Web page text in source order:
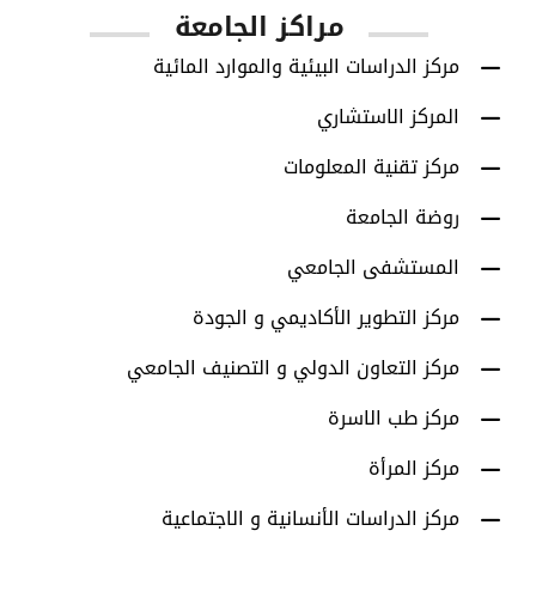
مراكز الجامعة
مركز الدراسات البيئية والموارد المائية
المركز الاستشاري
مركز تقنية المعلومات
روضة الجامعة
المستشفى الجامعي
مركز التطوير الأكاديمي و الجودة
مركز التعاون الدولي و التصنيف الجامعي
مركز طب الاسرة
مركز المرأة
مركز الدراسات الأنسانية و الاجتماعية